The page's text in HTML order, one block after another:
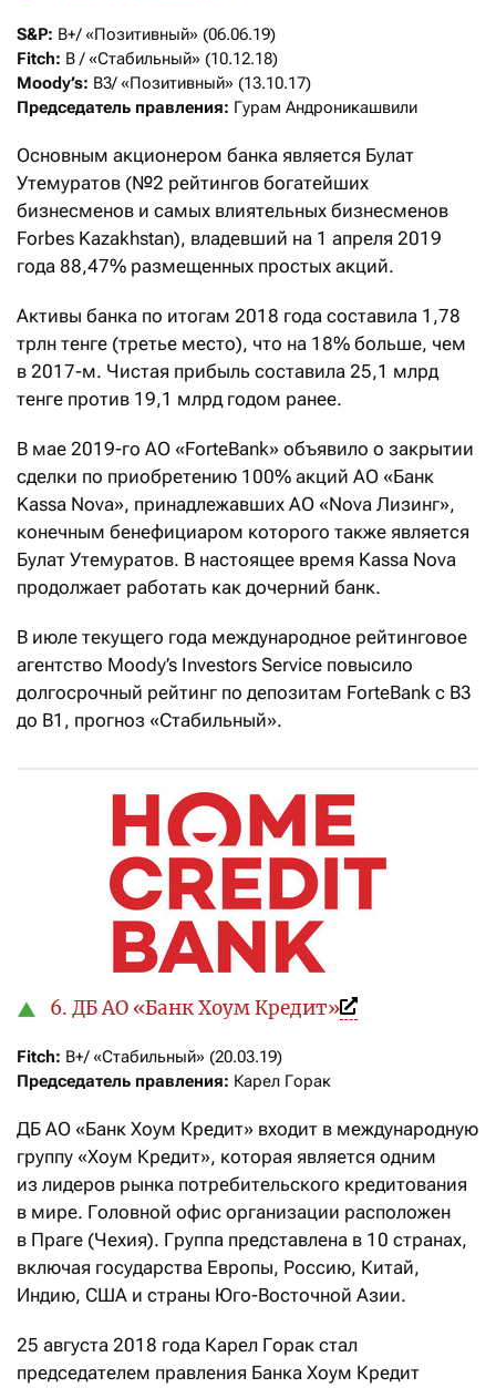
S&P:
Fitch:
Moody’s:
Председатель правления: Гурам Андроникашвили
Основным акционером банка является Булат
Утемуратов (№2 рейтингов богатейших
бизнесменов и самых влиятельных бизнесменов
Forbes Kazakhstan), владевший на 1 апреля 2019
года 88,47% размещенных простых акций.
Активы банка по итогам 2018 года составила 1,78
трлн тенге (третье место), что на 18% больше, чем
в 2017-м. Чистая прибыль составила 25,1 млрд
тенге против 19,1 млрд годом ранее.
В мае 2019-го АО «ForteBank» объявило о закрытии
сделки по приобретению 100% акций АО «Банк
Kassa Nova», принадлежавших АО «Nova Лизинг»,
конечным бенефициаром которого также является
Булат Утемуратов. В настоящее время Kassa Nova
продолжает работать как дочерний банк.
В июле текущего года международное рейтинговое
агентство Moody’s Investors Service повысило
долгосрочный рейтинг по депозитам ForteBank c В3
до В1, прогноз «Стабильный».
6. ДБ АО «Банк Хоум Кредит»
Fitch:
Председатель правления: Карел Горак
ДБ АО «Банк Хоум Кредит» входит в международную
группу «Хоум Кредит», которая является одним
из лидеров рынка потребительского кредитования
в мире. Головной офис организации расположен
в Праге (Чехия). Группа представлена в 10 странах,
включая государства Европы, Россию, Китай,
Индию, США и страны Юго-Восточной Азии.
25 августа 2018 года Карел Горак стал
председателем правления Банка Хоум Кредит